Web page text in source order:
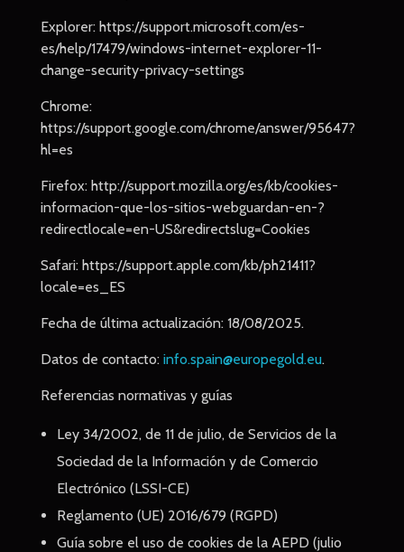
Explorer: https://support.microsoft.com/es-
es/help/17479/windows-internet-explorer-11-
change-security-privacy-settings
Chrome:
https://support.google.com/chrome/answer/95647?
hl=es
Firefox: http://support.mozilla.org/es/kb/cookies-
informacion-que-los-sitios-webguardan-en-?
redirectlocale=en-US&redirectslug=Cookies
Safari: https://support.apple.com/kb/ph21411?
locale=es_ES
Fecha de última actualización: 18/08/2025.
Datos de contacto: info.spain@europegold.eu.
Referencias normativas y guías
Ley 34/2002, de 11 de julio, de Servicios de la
Sociedad de la Información y de Comercio
Electrónico (LSSI-CE)
Reglamento (UE) 2016/679 (RGPD)
Guía sobre el uso de cookies de la AEPD (julio